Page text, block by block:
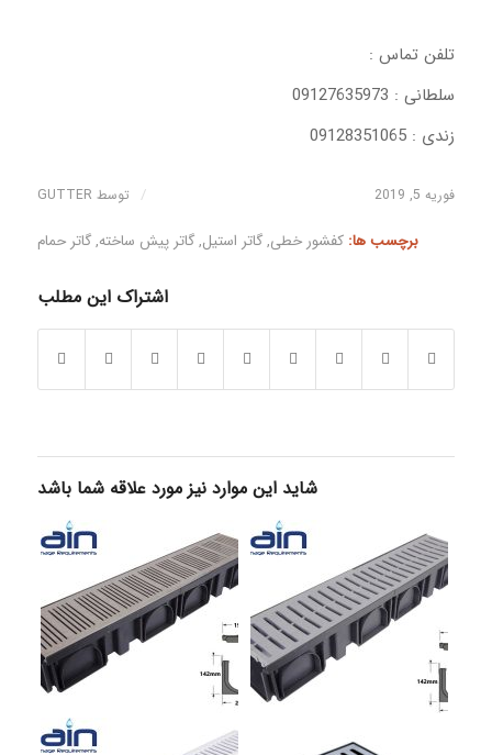
تلفن تماس :
سلطانی : 09127635973
زندی : 09128351065
فوریه 5, 2019 / توسط GUTTER
برچسب ها: کفشور خطی,گاتر استیل,گاتر پیش ساخته,گاتر حمام
اشتراک این مطلب
شاید این موارد نیز مورد علاقه شما باشد